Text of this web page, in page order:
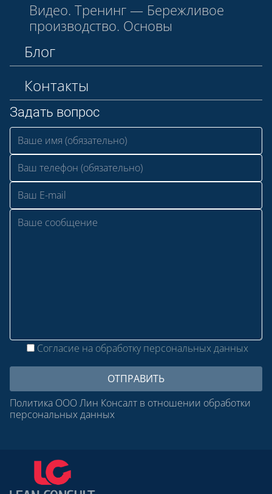
Видео. Тренинг — Бережливое
производство. Основы
Блог
Контакты
Задать вопрос
Согласие на обработку персональных данных
Политика ООО Лин Консалт в отношении обработки
персональных данных